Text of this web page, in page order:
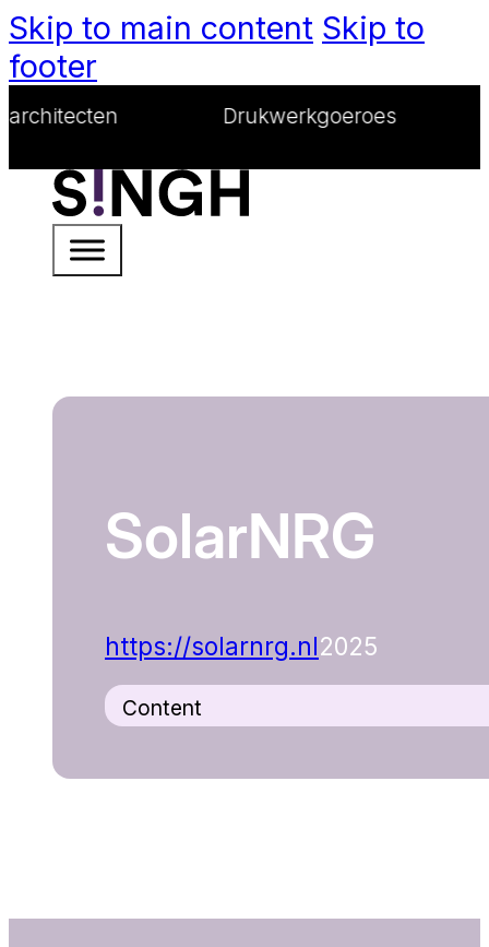
Skip to main content Skip to
footer
Drukwerkgoeroes
SolarNRG
https://solarnrg.nl2025
Content